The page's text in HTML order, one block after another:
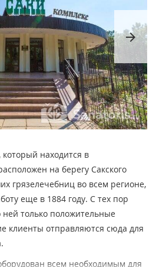
arrow_forward
, который находится в
на берегу Сакского
грязелечебниц во всем регионе,
еще в 1884 году. С тех пор
ней только положительные
клиенты отправляются сюда для
всем необходимым для